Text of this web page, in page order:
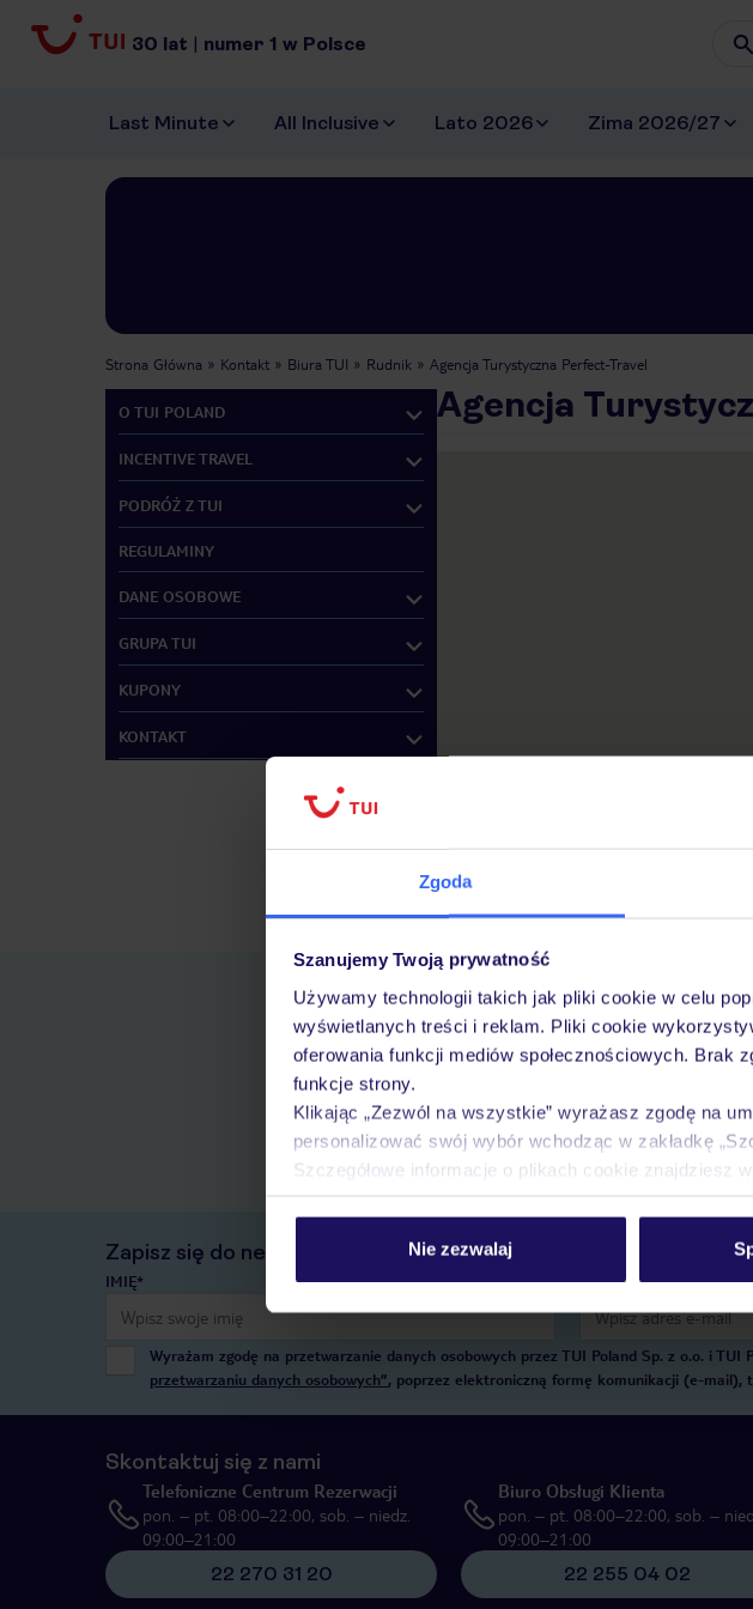
Zgoda
Szanujemy Twoją prywatność
Używamy technologii takich jak pliki cookie w celu
wyświetlanych treści i reklam. Pliki cookie
oferowania funkcji mediów społecznościowych. Brak
funkcje strony.
Klikając „Zezwól na wszystkie” wyrażasz zgodę na
personalizować swój wybór wchodząc w zakładkę
Szczegółowe informacje o plikach cookie znajdziesz w
Nie zezwalaj
30 lat | numer 1 w Polsce
Last Minute All Inclusive Lato 2026 Zima 2026/27
Strona Główna Kontakt Biura TUI Rudnik Agencja Turystyczna Perfect-Travel
O TUI POLAND
INCENTIVE TRAVEL
PODRÓŻ Z TUI
REGULAMINY
DANE OSOBOWE
GRUPA TUI
KUPONY
KONTAKT
Agencja
Zapisz się do newslettera
IMIĘ* E-MAIL*
Wyrażam zgodę na przetwarzanie danych osobowych przez TUI Poland Sp. z o.o. i
przetwarzaniu danych osobowych”, poprzez elektroniczną formę komunikacji (e-mail),
Skontaktuj się z nami
Telefoniczne Centrum Rezerwacji
pon. – pt. 08:00–22:00, sob. – niedz.
09:00–21:00
22 270 31 20
Biuro Obsługi Klienta
pon. – pt. 08:00–22:00, sob. –
09:00–21:00
22 255 04 02